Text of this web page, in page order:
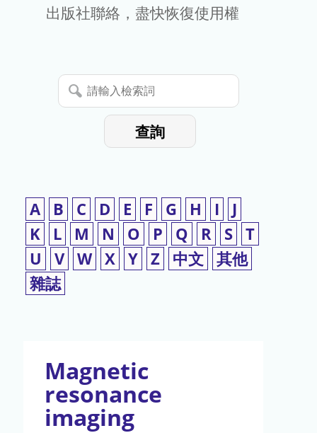
期
暫
停
出版社聯絡，盡快恢復使用權
請
輸
查詢
A B C D E F G H I
J
K
L M N O P Q R S T
U
V W X Y Z 中文 其他
雜誌
Magnetic
resonance
imaging